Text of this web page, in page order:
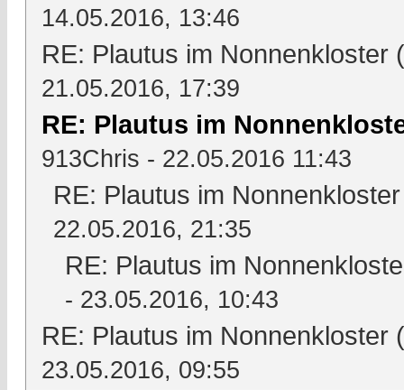
14.05.2016, 13:46
RE: Plautus im
21.05.2016, 17:39
RE: Plautus im
913Chris - 22.05.2016 11:43
RE: Plautus im
22.05.2016, 21:35
RE: Plautus im
- 23.05.2016, 10:43
RE: Plautus im
23.05.2016, 09:55